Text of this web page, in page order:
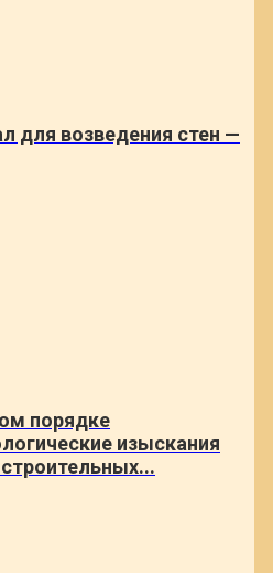
для возведения стен —
порядке
изыскания